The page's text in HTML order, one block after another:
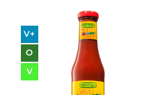
V+
O
V